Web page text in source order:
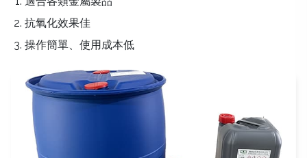
抗氧化效果佳
操作簡單、使用成本低